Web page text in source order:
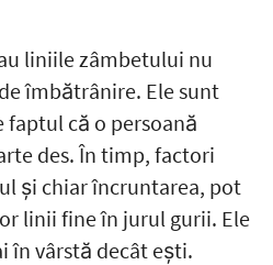
liniile zâmbetului nu
îmbătrânire. Ele sunt
faptul că o persoană
des. În timp, factori
și chiar încruntarea, pot
linii fine în jurul gurii. Ele
în vârstă decât ești.